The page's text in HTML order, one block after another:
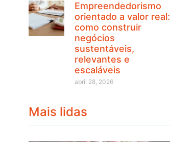
Empreendedorismo
orientado a valor real:
como construir
negócios
sustentáveis,
relevantes e
escaláveis
abril 28, 2026
Mais lidas